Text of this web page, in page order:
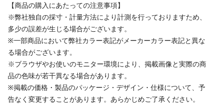
【商品の購入にあたっての注意事項】
※弊社独自の採寸・計量方法により計測を行っておりますため、
多少の誤差が生じる場合がございます。
※一部商品において弊社カラー表記がメーカーカラー表記と異な
る場合がございます。
※ブラウザやお使いのモニター環境により、掲載画像と実際の商
品の色味が若干異なる場合があります。
※掲載の価格・製品のパッケージ・デザイン・仕様について、予
告なく変更することがあります。あらかじめご了承ください。